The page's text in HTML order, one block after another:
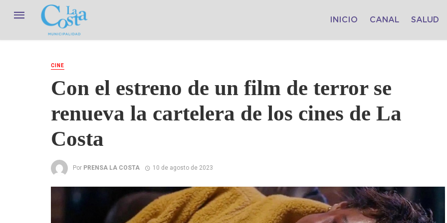
INICIO CANAL SALUD
CINE
Con el estreno de un film de terror se
renueva la cartelera de los cines de La
Costa
Por PRENSA LA COSTA 10 de agosto de 2023